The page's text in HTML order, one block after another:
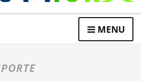
MENU